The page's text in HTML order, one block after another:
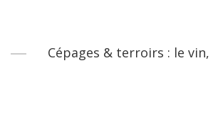
Cépages & terroirs : le